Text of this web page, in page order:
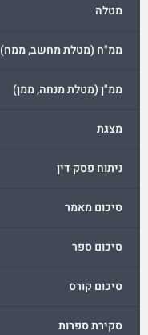
מטלה
ממ"ח (מטלת מחשב, ממח)
ממ"ן (מטלת מנחה, ממן)
מצגת
ניתוח פסק דין
סיכום מאמר
סיכום ספר
סיכום קורס
סקירת ספרות